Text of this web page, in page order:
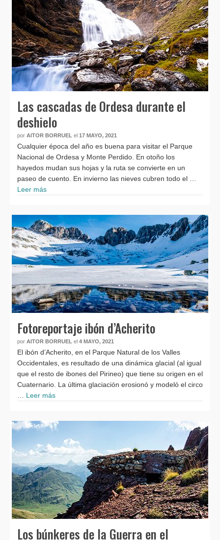
Las cascadas de Ordesa durante el
deshielo
por AITOR BORRUEL el 17 MAYO, 2021
Cualquier época del año es buena para visitar el Parque
Nacional de Ordesa y Monte Perdido. En otoño los
hayedos mudan sus hojas y la ruta se convierte en un
paseo de cuento. En invierno las nieves cubren todo el …
Leer más
Fotoreportaje ibón d’Acherito
por AITOR BORRUEL el 4 MAYO, 2021
El ibón d’Acherito, en el Parque Natural de los Valles
Occidentales, es resultado de una dinámica glacial (al igual
que el resto de ibones del Pirineo) que tiene su origen en el
Cuaternario. La última glaciación erosionó y modeló el circo
Leer más
Los búnkeres de la Guerra en el